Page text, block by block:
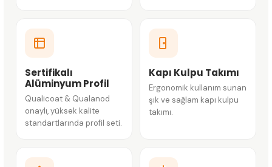
Sertifikalı
Alüminyum Profil
Qualicoat & Qualanod
onaylı, yüksek kalite
standartlarında profil seti.
Kapı Kulpu Takımı
Ergonomik kullanım sunan
şık ve sağlam kapı kulpu
takımı.